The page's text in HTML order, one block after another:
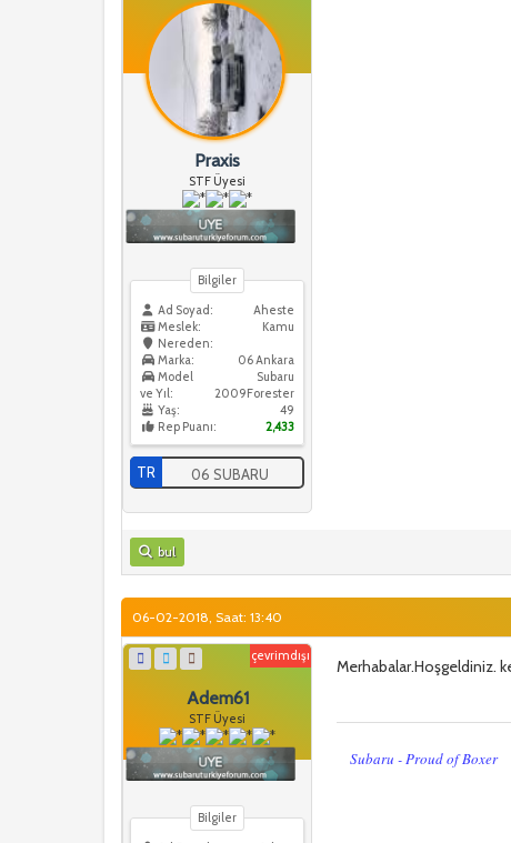
Praxis
STF Üyesi
Bilgiler
Ad Soyad:
Aheste
Meslek:
Kamu
Nereden:
06 Ankara
Marka:
Subaru
Model
ve Yıl:
2009Forester
Yaş:
49
Rep Puanı:
2,433
TR 06 SUBARU
bul
06-02-2018, Saat: 13:40
çevrimdışı
Adem61
STF Üyesi
Bilgiler
Merhabalar.Hoşgeldiniz.
Subaru - Proud of Boxer